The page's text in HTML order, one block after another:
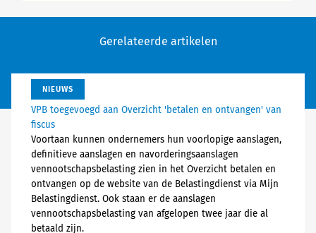
Gerelateerde artikelen
NIEUWS
VPB toegevoegd aan Overzicht 'betalen en ontvangen' van
fiscus
Voortaan kunnen ondernemers hun voorlopige aanslagen,
definitieve aanslagen en navorderingsaanslagen
vennootschapsbelasting zien in het Overzicht betalen en
ontvangen op de website van de Belastingdienst via Mijn
Belastingdienst. Ook staan er de aanslagen
vennootschapsbelasting van afgelopen twee jaar die al
betaald zijn.